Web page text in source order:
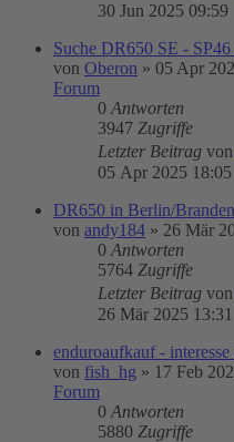
30 Jun 2025 09:59
Suche DR650 SE -
von Oberon » 05 Apr
Forum
0 Antworten
3947 Zugriffe
Letzter Beitrag von
05 Apr 2025 18:05
DR650 in Berlin/
von andy184 » 26 Mär
0 Antworten
5764 Zugriffe
Letzter Beitrag von
26 Mär 2025 13:31
enduroaufkauf -
von fish_hg » 17 Feb
Forum
0 Antworten
5880 Zugriffe